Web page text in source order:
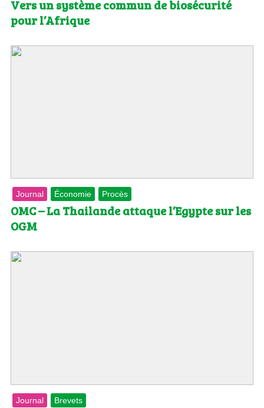
Vers un système commun de biosécurité
pour l’Afrique
Journal Économie Procès
OMC – La Thailande attaque l’Egypte sur les
OGM
Journal Brevets